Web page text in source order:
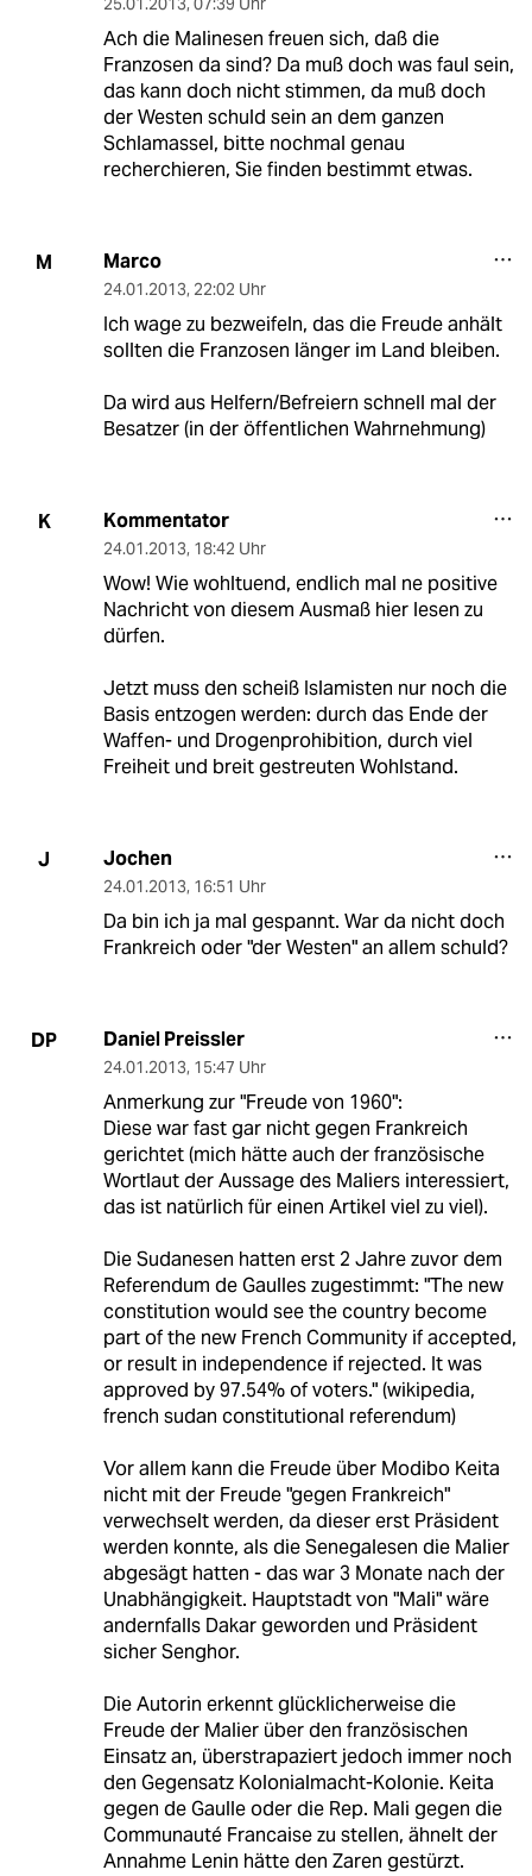
Ach die Malinesen freuen sich, daß die
Franzosen da sind? Da muß doch was faul sein,
das kann doch nicht stimmen, da muß doch
der Westen schuld sein an dem ganzen
Schlamassel, bitte nochmal genau
recherchieren, Sie finden bestimmt etwas.
M Marco
24.01.2013, 22:02 Uhr
Ich wage zu bezweifeln, das die Freude anhält
sollten die Franzosen länger im Land bleiben.
Da wird aus Helfern/Befreiern schnell mal der
Besatzer (in der öffentlichen Wahrnehmung)
K Kommentator
24.01.2013, 18:42 Uhr
Wow! Wie wohltuend, endlich mal ne positive
Nachricht von diesem Ausmaß hier lesen zu
dürfen.
Jetzt muss den scheiß Islamisten nur noch die
Basis entzogen werden: durch das Ende der
Waffen- und Drogenprohibition, durch viel
Freiheit und breit gestreuten Wohlstand.
J Jochen
24.01.2013, 16:51 Uhr
Da bin ich ja mal gespannt. War da nicht doch
Frankreich oder "der Westen" an allem schuld?
DP Daniel Preissler
24.01.2013, 15:47 Uhr
Anmerkung zur "Freude von 1960":
Diese war fast gar nicht gegen Frankreich
gerichtet (mich hätte auch der französische
Wortlaut der Aussage des Maliers interessiert,
das ist natürlich für einen Artikel viel zu viel).
Die Sudanesen hatten erst 2 Jahre zuvor dem
Referendum de Gaulles zugestimmt: "The new
constitution would see the country become
part of the new French Community if accepted,
or result in independence if rejected. It was
approved by 97.54% of voters." (wikipedia,
french sudan constitutional referendum)
Vor allem kann die Freude über Modibo Keita
nicht mit der Freude "gegen Frankreich"
verwechselt werden, da dieser erst Präsident
werden konnte, als die Senegalesen die Malier
abgesägt hatten - das war 3 Monate nach der
Unabhängigkeit. Hauptstadt von "Mali" wäre
andernfalls Dakar geworden und Präsident
sicher Senghor.
Die Autorin erkennt glücklicherweise die
Freude der Malier über den französischen
Einsatz an, überstrapaziert jedoch immer noch
den Gegensatz Kolonialmacht-Kolonie. Keita
gegen de Gaulle oder die Rep. Mali gegen die
Communauté Francaise zu stellen, ähnelt der
Annahme Lenin hätte den Zaren gestürzt.